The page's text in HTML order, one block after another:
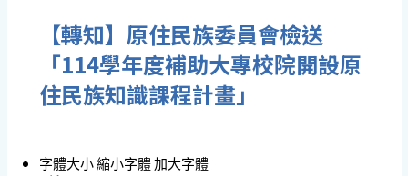
【轉知】原住民族委員會檢送
「114學年度補助大專校院開設原
住民族知識課程計畫」
字體大小縮小字體加大字體